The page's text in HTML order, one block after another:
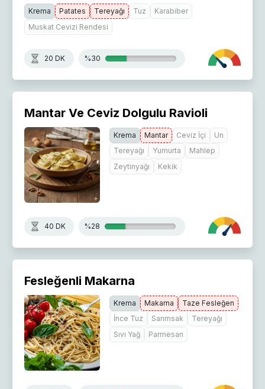
Krema Patates Tereyağı Tuz
Karabiber
Muskat Cevizi Rendesi
20 DK %30
Mantar Ve Ceviz Dolgulu Ravioli
Krema Mantar Ceviz İçi
Un
Tereyağı
Yumurta
Mahlep
Zeytinyağı
Kekik
40 DK %28
Fesleğenli Makarna
Krema Makarna
Taze Fesleğen
İnce Tuz
Sarımsak
Tereyağı
Sıvı Yağ
Parmesan